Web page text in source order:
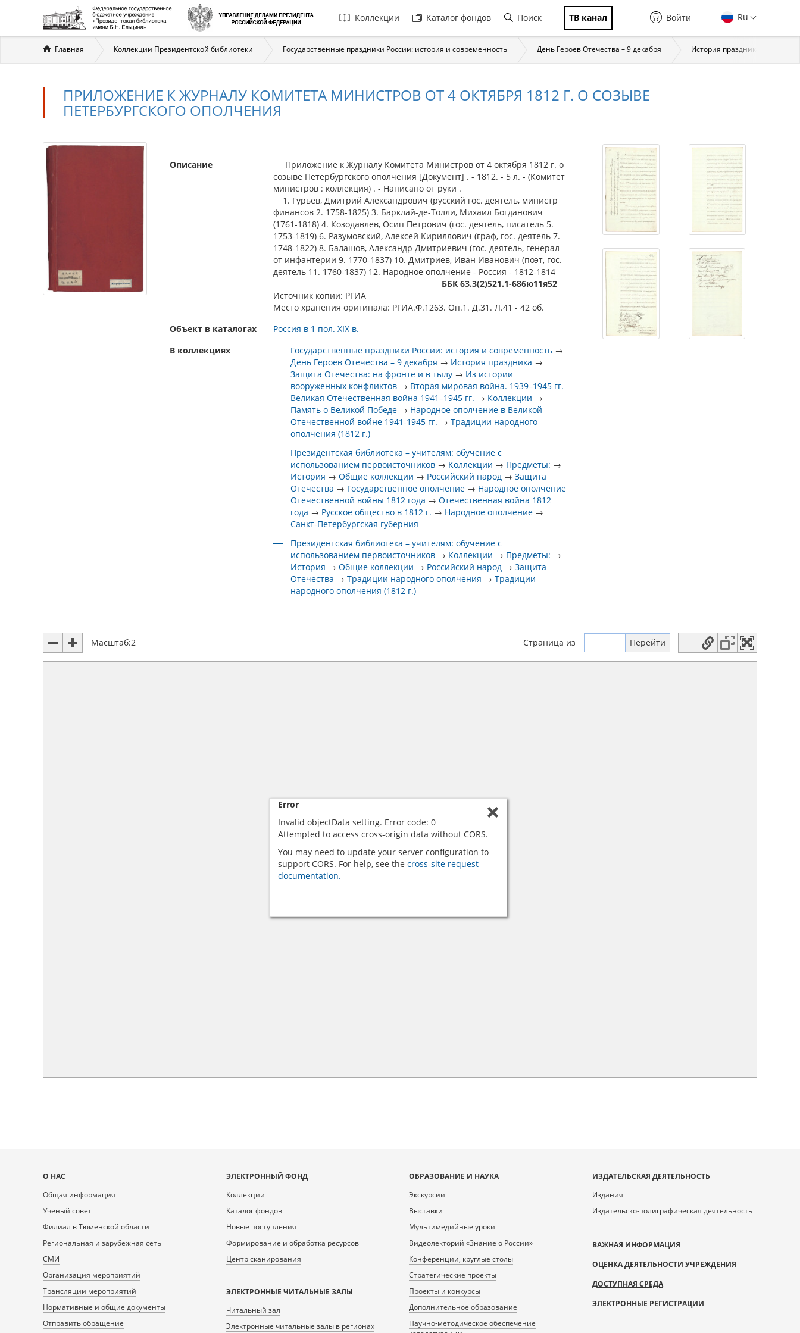
Главная
навигация
Коллекции Каталог фондов Поиск ТВ канал Ru
Войти
Вы
здесь
Главная Коллекции Президентской библиотеки Государственные праздники России: история и современность День Героев Отечества – 9 декабря История праздника
ПРИЛОЖЕНИЕ К ЖУРНАЛУ КОМИТЕТА МИНИСТРОВ ОТ 4 ОКТЯБРЯ 1812 Г. О СОЗЫВЕ
ПЕТЕРБУРГСКОГО ОПОЛЧЕНИЯ
Описание
Приложение к Журналу Комитета Министров от 4 октября 1812 г. о
созыве Петербургского ополчения [Документ] . - 1812. - 5 л. - (Комитет
министров : коллекция) . - Написано от руки .
1. Гурьев, Дмитрий Александрович (русский гос. деятель, министр
финансов 2. 1758-1825) 3. Барклай-де-Толли, Михаил Богданович
(1761-1818) 4. Козодавлев, Осип Петрович (гос. деятель, писатель 5.
1753-1819) 6. Разумовский, Алексей Кириллович (граф, гос. деятель 7.
1748-1822) 8. Балашов, Александр Дмитриевич (гос. деятель, генерал
от инфантерии 9. 1770-1837) 10. Дмитриев, Иван Иванович (поэт, гос.
деятель 11. 1760-1837) 12. Народное ополчение - Россия - 1812-1814
ББК 63.3(2)521.1-686ю11я52
Источник копии: РГИА
Место хранения оригинала: РГИА.Ф.1263. Оп.1. Д.31. Л.41 - 42 об.
Объект в каталогах
Россия в 1 пол. XIX в.
В коллекциях
Государственные праздники России: история и современность →
День Героев Отечества – 9 декабря → История праздника →
Защита Отечества: на фронте и в тылу → Из истории
вооруженных конфликтов → Вторая мировая война. 1939–1945 гг.
Великая Отечественная война 1941–1945 гг. → Коллекции →
Память о Великой Победе → Народное ополчение в Великой
Отечественной войне 1941-1945 гг. →Традиции народного
ополчения (1812 г.)
Президентская библиотека – учителям: обучение с
использованием первоисточников → Коллекции → Предметы: →
История →Общие коллекции → Российский народ →Защита
Отечества → Государственное ополчение → Народное ополчение
Отечественной войны 1812 года →Отечественная война 1812
года → Русское общество в 1812 г. → Народное ополчение →
Санкт-Петербургская губерния
Президентская библиотека – учителям: обучение с
использованием первоисточников → Коллекции → Предметы: →
История →Общие коллекции → Российский народ →Защита
Отечества →Традиции народного ополчения →Традиции
народного ополчения (1812 г.)
Масштаб:2 Страница из
Error
Invalid objectData setting. Error code: 0
Attempted to access cross-origin data without CORS.
You may need to update your server configuration to
support CORS. For help, see the cross-site request
documentation.
Карта
сайта
О НАС
Общая информация
Ученый совет
Филиал в Тюменской области
Региональная и зарубежная сеть
СМИ
Организация мероприятий
Трансляции мероприятий
Нормативные и общие документы
Отправить обращение
ЭЛЕКТРОННЫЙ ФОНД
Коллекции
Каталог фондов
Новые поступления
Формирование и обработка ресурсов
Центр сканирования
ЭЛЕКТРОННЫЕ ЧИТАЛЬНЫЕ ЗАЛЫ
Читальный зал
Электронные читальные залы в регионах
ОБРАЗОВАНИЕ И НАУКА
Экскурсии
Выставки
Мультимедийные уроки
Видеолекторий «Знание о России»
Конференции, круглые столы
Стратегические проекты
Проекты и конкурсы
Дополнительное образование
Научно-методическое обеспечение
ИЗДАТЕЛЬСКАЯ ДЕЯТЕЛЬНОСТЬ
Издания
Издательско-полиграфическая деятельность
ВАЖНАЯ ИНФОРМАЦИЯ
ОЦЕНКА ДЕЯТЕЛЬНОСТИ УЧРЕЖДЕНИЯ
ДОСТУПНАЯ СРЕДА
ЭЛЕКТРОННЫЕ РЕГИСТРАЦИИ